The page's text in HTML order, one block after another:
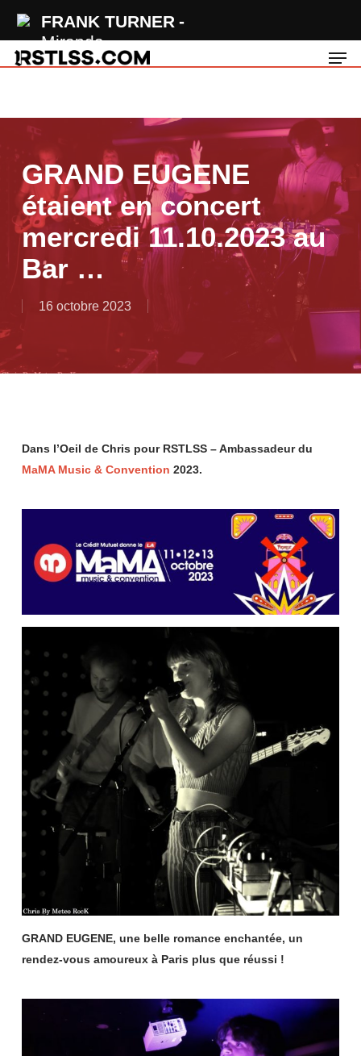
FRANK TURNER
Miranda
main
GRAND EUGENE
étaient en concert
mercredi 11.10.2023 au
Bar …
16 octobre 2023
Dans l’Oeil de Chris pour RSTLSS – Ambassadeur du
MaMA Music & Convention 2023.
GRAND EUGENE, une belle romance enchantée, un
rendez-vous amoureux à Paris plus que réussi !